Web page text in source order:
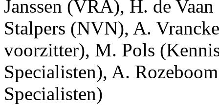
Janssen (VRA), H. de
Stalpers (NVN), A.
voorzitter), M. Pols
Specialisten), A.
Specialisten)